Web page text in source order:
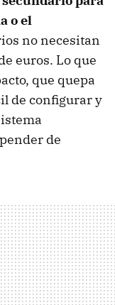
o el
no necesitan
euros. Lo que
que quepa
de configurar y
de